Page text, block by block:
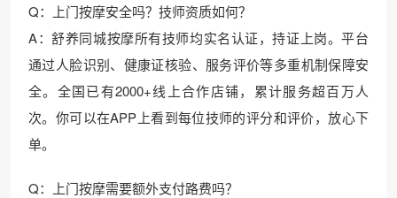
Q：上门按摩安全吗？技师资质如何？
A：舒养同城按摩所有技师均实名认证，持证上岗。平台
通过人脸识别、健康证核验、服务评价等多重机制保障安
全。全国已有2000+线上合作店铺，累计服务超百万人
次。你可以在APP上看到每位技师的评分和评价，放心下
单。
Q：上门按摩需要额外支付路费吗？